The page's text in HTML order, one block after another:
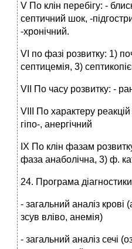
V По клін перебігу: -
септичний шок, -
-хронічний.
VI по фазі розвитку: 1)
септицемія, 3)
VII По часу розвитку: -
VIII По характеру
гіпо-, анергічний
ІХ По клін фазам
фаза анаболічна, 3) ф.
24. Програма діагностики
- загальний аналіз крові
зсув вліво, анемія)
- загальний аналіз сечі